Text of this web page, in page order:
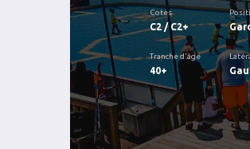
Cotes
C2 / C2+
Tranche d'âge
40+